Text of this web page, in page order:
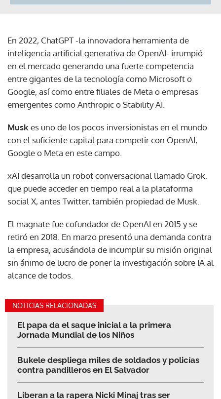
En 2022, ChatGPT -la innovadora herramienta de
inteligencia artificial generativa de OpenAI- irrumpió
en el mercado generando una fuerte competencia
entre gigantes de la tecnología como Microsoft o
Google, así como entre filiales de Meta o empresas
emergentes como Anthropic o Stability AI.
Muskes uno de los pocos inversionistas en el mundo
con el suficiente capital para competir con OpenAI,
Google o Meta en este campo.
xAI desarrolla un robot conversacional llamado Grok,
que puede acceder en tiempo real a la plataforma
social X, antes Twitter, también propiedad de Musk.
El magnate fue cofundador de OpenAI en 2015 y se
retiró en 2018. En marzo presentó una demanda contra
la empresa, acusándola de incumplir su misión original
sin ánimo de lucro de poner la investigación sobre IA al
alcance de todos.
NOTICIAS RELACIONADAS
El papa da el saque inicial a la primera
Jornada Mundial de los Niños
Bukele despliega miles de soldados y policías
contra pandilleros en El Salvador
Liberan a la rapera Nicki Minaj tras ser